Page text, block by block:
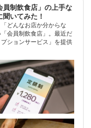
員制飲食店」の上手な
いてみた！
どんなお店か分からな
会員制飲食店」。最近だ
ションサービス」を提供